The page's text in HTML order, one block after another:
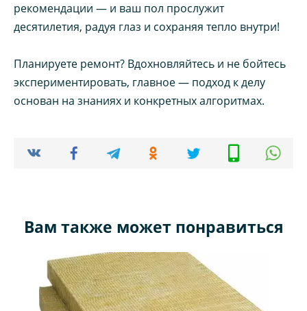
рекомендации — и ваш пол прослужит
десятилетия, радуя глаз и сохраняя тепло внутри!
Планируете ремонт? Вдохновляйтесь и не бойтесь
экспериментировать, главное — подход к делу
основан на знаниях и конкретных алгоритмах.
Вам также может понравиться